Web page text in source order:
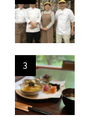
3